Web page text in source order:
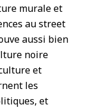
murale et
au street
aussi bien
noire
et
les
et